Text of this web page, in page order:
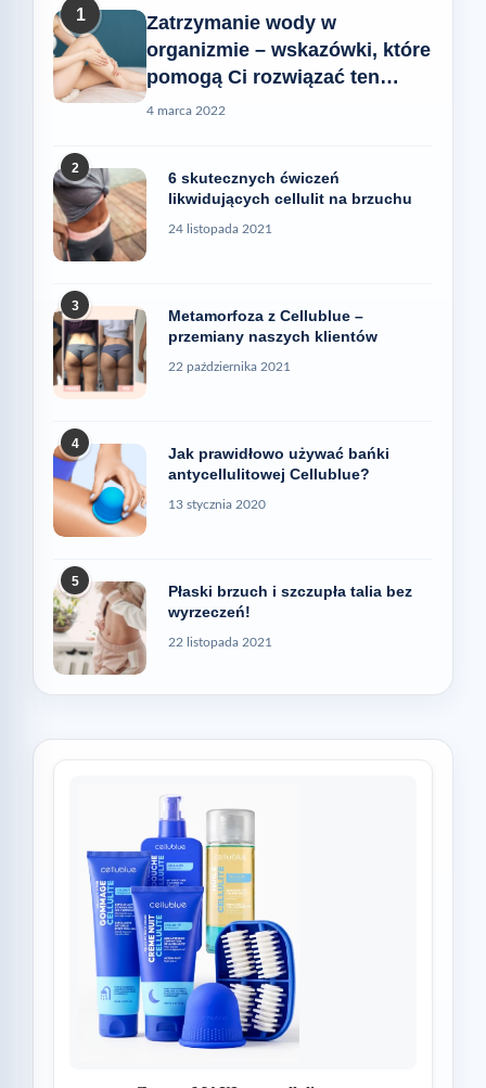
1
Zatrzymanie wody w
organizmie – wskazówki, które
pomogą Ci rozwiązać ten
problem
4 marca 2022
2
6 skutecznych ćwiczeń
likwidujących cellulit na brzuchu
24 listopada 2021
3
Metamorfoza z Cellublue –
przemiany naszych klientów
22 października 2021
4
Jak prawidłowo używać bańki
antycellulitowej Cellublue?
13 stycznia 2020
5
Płaski brzuch i szczupła talia bez
wyrzeczeń!
22 listopada 2021